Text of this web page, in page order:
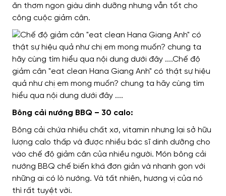
ăn thơm ngon giàu dinh dưỡng nhưng vẫn tốt cho
công cuộc giảm cân.
Bông cải nướng BBQ – 30 calo:
Bông cải chứa nhiều chất xơ, vitamin nhưng lại sở hữu
lượng calo thấp và được nhiều bác sĩ dinh dưỡng cho
vào chế độ giảm cân của nhiều người. Món bông cải
nướng BBQ chế biến khá đơn giản và nhanh gọn với
những ai có lò nướng. Và tất nhiên, hương vị của nó
thì rất tuyệt vời.